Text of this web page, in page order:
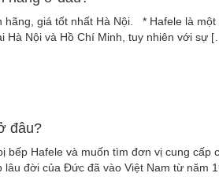
hãng, giá tốt nhất Hà Nội. * Hafele là
Hà Nội và Hồ Chí Minh, tuy nhiên với sự
đâu?
bếp Hafele và muốn tìm đơn vị cung
lâu đời của Đức đã vào Việt Nam từ năm